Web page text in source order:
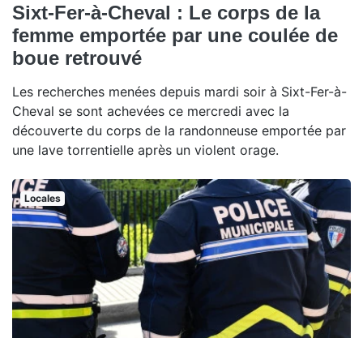
Sixt-Fer-à-Cheval : Le corps de la
femme emportée par une coulée de
boue retrouvé
Les recherches menées depuis mardi soir à Sixt-Fer-à-
Cheval se sont achevées ce mercredi avec la
découverte du corps de la randonneuse emportée par
une lave torrentielle après un violent orage.
Locales